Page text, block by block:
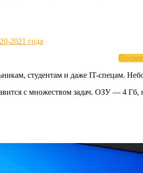
студентам и даже IT-спецам.
с множеством задач. ОЗУ — 4